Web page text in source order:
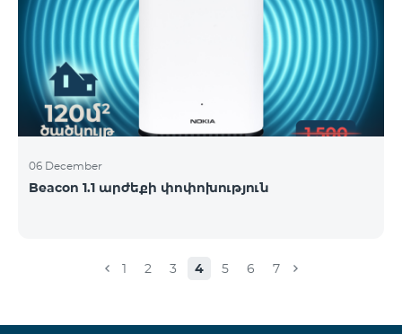
06 December
Beacon 1.1 արժեքի փոփոխություն
1 2 3 4 5 6 7